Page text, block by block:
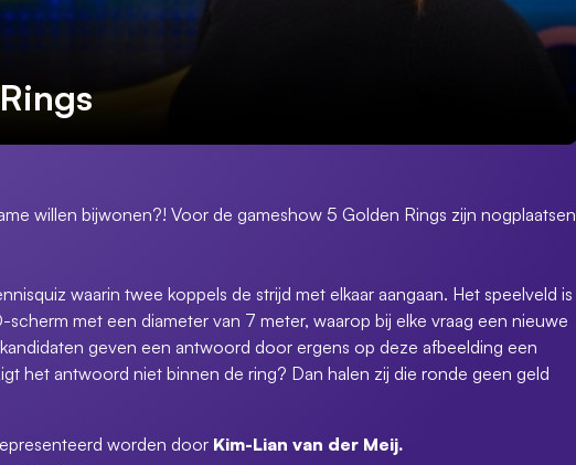
willen bijwonen?! Voor de gameshow 5 Golden Rings zijn nogplaatsen
waarin twee koppels de strijd met elkaar aangaan. Het speelveld is
met een diameter van 7 meter, waarop bij elke vraag een nieuwe
geven een antwoord door ergens op deze afbeelding een
het antwoord niet binnen de ring? Dan halen zij die ronde geen geld
worden door Kim-Lian van der Meij.